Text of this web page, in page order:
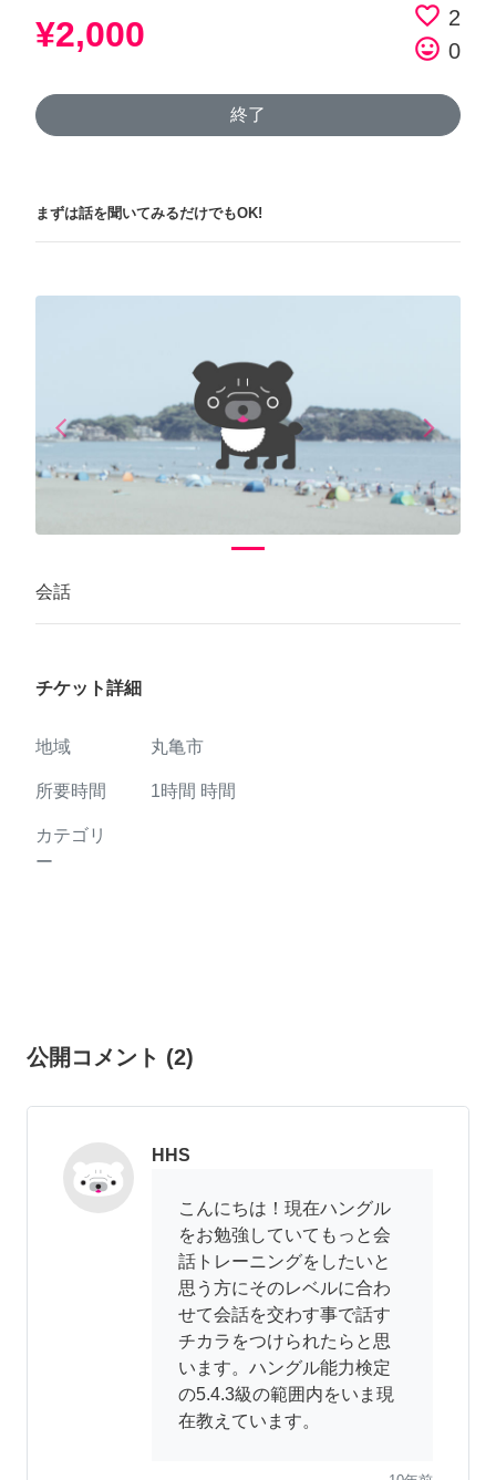
¥2,000 favorite_border 2
tag_faces 0
終了
まずは話を聞いてみるだけでもOK!
arrow_back_iosPrevious arrow_forward_iosNext
会話
チケット詳細
地域 丸亀市
所要時間 1時間 時間
カテゴリ
ー
公開コメント (2)
HHS
こんにちは！現在ハングル
をお勉強していてもっと会
話トレーニングをしたいと
思う方にそのレベルに合わ
せて会話を交わす事で話す
チカラをつけられたらと思
います。ハングル能力検定
の5.4.3級の範囲内をいま現
在教えています。